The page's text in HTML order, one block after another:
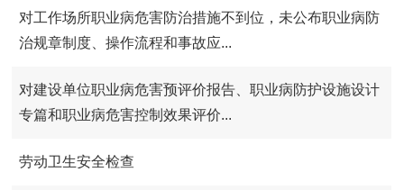
对工作场所职业病危害防治措施不到位，未公布职业病防
治规章制度、操作流程和事故应...
对建设单位职业病危害预评价报告、职业病防护设施设计
专篇和职业病危害控制效果评价...
劳动卫生安全检查